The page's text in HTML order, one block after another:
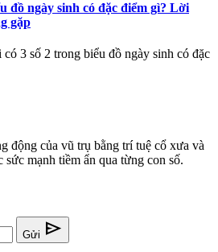
đồ ngày sinh có đặc điểm gì? Lời
gặp
3 số 2 trong biểu đồ ngày sinh có đặc
động của vũ trụ bằng trí tuệ cổ xưa và
mạnh tiềm ẩn qua từng con số.
Gửi send